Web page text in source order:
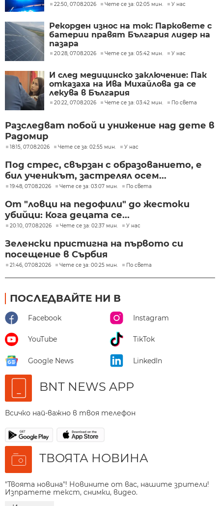
22:50, 07.08.2026 Чете се за: 02:05 мин. У нас
Рекорден износ на ток: Парковете с
батерии правят България лидер на
пазара
20:28, 07.08.2026 Чете се за: 05:42 мин. У нас
И след медицинско заключение: Пак
отказаха на Ива Михайлова да се
лекува в България
20:22, 07.08.2026 Чете се за: 03:42 мин. По света
Разследват побой и унижение над дете в
Радомир
18:15, 07.08.2026 Чете се за: 02:55 мин. У нас
Под стрес, свързан с образованието, е
бил ученикът, застрелял осем...
19:48, 07.08.2026 Чете се за: 03:07 мин. По света
От "ловци на педофили" до жестоки
убийци: Кога децата се...
20:10, 07.08.2026 Чете се за: 02:37 мин. У нас
Зеленски пристигна на първото си
посещение в Сърбия
21:46, 07.08.2026 Чете се за: 00:25 мин. По света
ПОСЛЕДВАЙТЕ НИ В
Facebook Instagram
YouTube TikTok
Google News LinkedIn
BNT NEWS APP
Всичко най-важно в твоя телефон
ТВОЯТА НОВИНА
"Твоята новина"! Новините от вас, нашите зрители!
Изпратете текст, снимки, видео.